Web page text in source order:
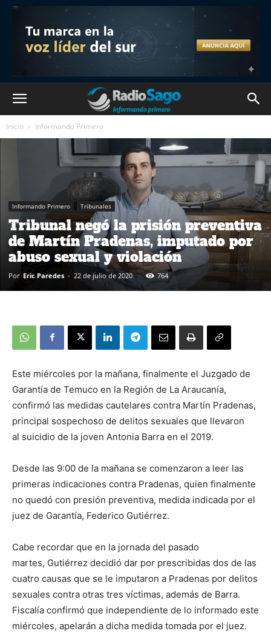
Inicio Informando Primero
Informando Primero Tribunales
Tribunal negó la prisión preventiva
de Martín Pradenas, imputado por
abuso sexual y violación
Por Eric Paredes - 22 de julio de 2020 764
Este miércoles por la mañana, finalmente el Juzgado de
Garantía de Temuco en la Región de La Araucanía,
confirmó las medidas cautelares contra Martín Pradenas,
principal sospechoso de delitos sexuales que llevaron
al suicidio de la joven Antonia Barra en el 2019.
Desde las 9:00 de la mañana se comenzaron a leer las
primeras indicaciones contra Pradenas, quien finalmente
no quedó con presión preventiva, medida indicada por el
juez de Garantía, Federico Gutiérrez.
Cabe recordar que en la jornada del pasado
martes, Gutiérrez decidió dar por prescribidas dos de las
cuatro causas que se le imputaron a Pradenas por delitos
sexuales contra otras tres víctimas, además de Barra.
Fiscalía confirmó que independiente de lo informado este
miércoles, apelarán a dicha medida tomada por el juez.